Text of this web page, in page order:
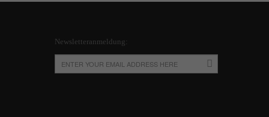
Newsletteranmeldung: